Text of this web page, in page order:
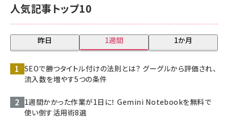
人気記事トップ10
昨日 1週間 1か月
SEOで勝つタイトル付けの法則とは？ グーグルから評価され、
流入数を増やす5つの条件
1週間かかった作業が1日に！ Gemini Notebookを無料で
使い倒す活用術8選